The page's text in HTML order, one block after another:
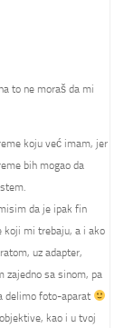
to ne moraš da mi
koju već imam, jer
bih mogao da
da je ipak fin
koji mi trebaju, a i ako
uz adapter,
zajedno sa sinom, pa
delimo foto-aparat
kao i u tvoj